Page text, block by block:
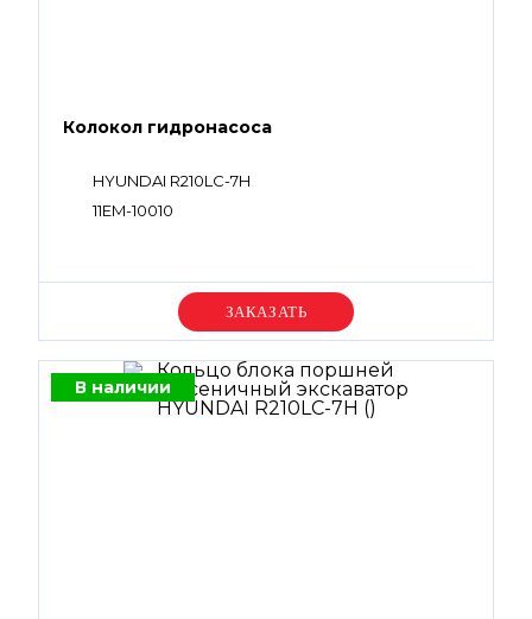
Колокол гидронасоса
HYUNDAI R210LC-7H
11EM-10010
Уточняйте цену
В наличии